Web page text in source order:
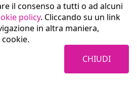
il consenso a tutti o ad alcuni
policy. Cliccando su un link
in altra maniera,
cookie.
CHIUDI